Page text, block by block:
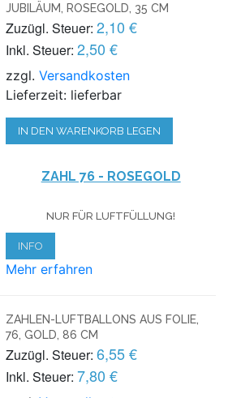
JUBILÄUM, ROSEGOLD, 35 CM
Zuzügl. Steuer: 2,10 €
Inkl. Steuer: 2,50 €
zzgl.Versandkosten
Lieferzeit: lieferbar
IN DEN WARENKORB LEGEN
ZAHL 76 - ROSEGOLD
NUR FÜR LUFTFÜLLUNG!
INFO
Mehr erfahren
ZAHLEN-LUFTBALLONS AUS FOLIE,
76, GOLD, 86 CM
Zuzügl. Steuer: 6,55 €
Inkl. Steuer: 7,80 €